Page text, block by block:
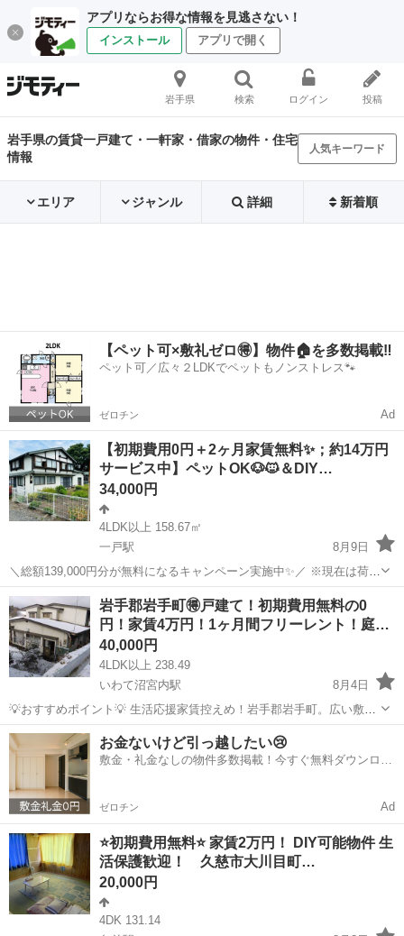
アプリならお得な情報を見逃さない！
インストール アプリで開く
岩手県 検索 ログイン 投稿
岩手県の賃貸一戸建て・一軒家・借家の物件・住宅
情報
人気キーワード
エリア ジャンル 詳細 新着順
【ペット可×敷礼ゼロ🉐】物件🏠を多数掲載‼️
ペット可／広々２LDKでペットもノンストレス🐾
ゼロチン Ad
【初期費用0円＋2ヶ月家賃無料✨；約14万円
サービス中】ペットOK🐶🐱＆DIY…
34,000円
4LDK以上 158.67㎡
一戸駅
8月9日
＼総額139,000円分が無料になるキャンペーン実施中✨／ ※現在は荷物
は全て撤去しております。 自然に囲まれた穏やかな環境で、快適な暮
らしを実現できます🏡 スーパー🛒駅🚉すぐ！ ペット🐶🐱もDIY🎨も自
由に...
岩手 二戸郡 一戸駅 一戸建て 初期
岩手郡岩手町🉐戸建て！初期費用無料の0
円！家賃4万円！1ヶ月間フリーレント！庭…
40,000円
4LDK以上 238.49
いわて沼宮内駅
8月4日
💡おすすめポイント💡 生活応援家賃控えめ！岩手郡岩手町。広い敷地
で荷物が多い方も安心。 ■契約までにかかる初期費用（現状貸しの場
合） 敷金・・・・・・・・０円 礼金・・・・・・・・０円 仲介手数
料・・・・・...
岩手 岩手郡 いわて沼宮内駅 一戸建て
お金ないけど引っ越したい😢
敷金・礼金なしの物件多数掲載！今すぐ無料ダウンロー
ゼロチン Ad
⭐初期費用無料⭐ 家賃2万円！ DIY可能物件 生
活保護歓迎！ 久慈市大川目町…
20,000円
4DK 131.14